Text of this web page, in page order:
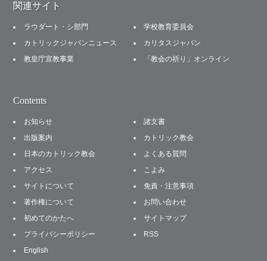
関連サイト
ラウダート・シ部門
学校教育委員会
カトリックジャパンニュース
カリタスジャパン
教皇庁宣教事業
「教会の祈り」オンライン
Contents
お知らせ
諸文書
出版案内
カトリック教会
日本のカトリック教会
よくある質問
アクセス
こよみ
サイトについて
免責・注意事項
著作権について
お問い合わせ
初めてのかたへ
サイトマップ
プライバシーポリシー
RSS
English